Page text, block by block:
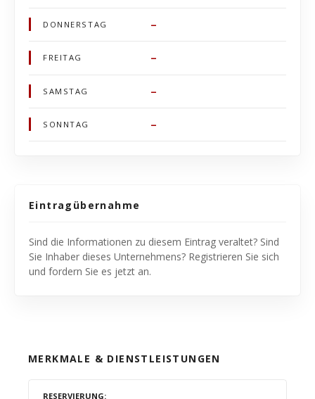
DONNERSTAG –
FREITAG –
SAMSTAG –
SONNTAG –
Eintragübernahme
Sind die Informationen zu diesem Eintrag veraltet? Sind
Sie Inhaber dieses Unternehmens? Registrieren Sie sich
und fordern Sie es jetzt an.
MERKMALE & DIENSTLEISTUNGEN
RESERVIERUNG